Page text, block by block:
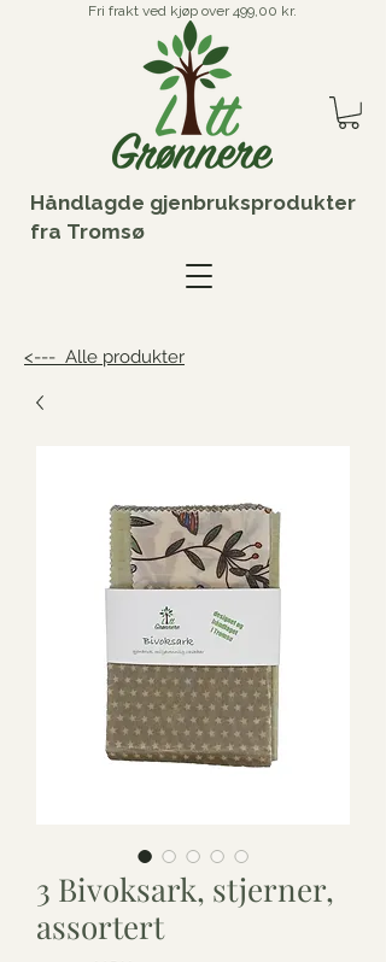
Fri frakt ved kjøp over 499,00 kr.
Håndlagde gjenbruksprodukter
fra Tromsø
<--- Alle produkter
3 Bivoksark, stjerner,
assortert